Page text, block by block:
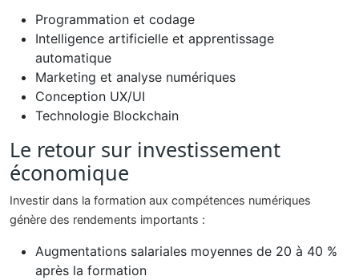
Programmation et codage
Intelligence artificielle et apprentissage
automatique
Marketing et analyse numériques
Conception UX/UI
Technologie Blockchain
Le retour sur investissement
économique
Investir dans la formation aux compétences numériques
génère des rendements importants :
Augmentations salariales moyennes de 20 à 40 %
après la formation